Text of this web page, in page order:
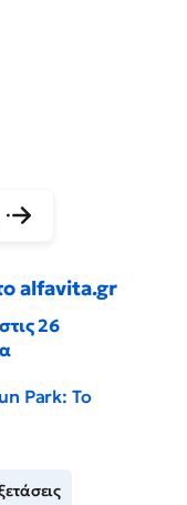
alfavita.gr
26
Park: Το